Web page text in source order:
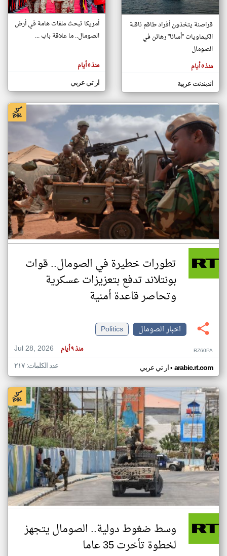
تغيير الدولة
اخبار الصومال على مدار الساعة
أهم اخبار الصومال العاجلة والمباشرة
المقالات
هنا عن
وجهة
كاتبيها.
قراصنة يتخذون أفراد طاقم ناقلة
الكيماويات "أسانا" رهائن في
الصومال
منذ ٥ أيام
اندبندنت عربية
أمريكا تبحث ملفات هامة في أرض
الصومال.. ما علاقة باب ...
منذ ٥ أيام
ار تي عربي
تطورات خطيرة في الصومال.. قوات
بونتلاند تدفع بتعزيزات عسكرية
وتحاصر قاعدة أمنية
اخبار الصومال
Politics
Jul 28, 2026
منذ ٩ أيام RZ60PA
ار تي عربي• arabic.rt.com عدد الكلمات: ٢١٧
وسط ضغوط دولية.. الصومال يتجهز
لخطوة تأخرت 35 عاما
klyoum.com